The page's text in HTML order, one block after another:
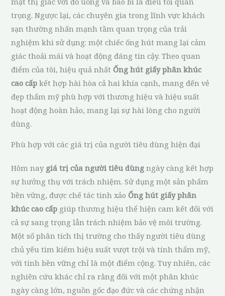
trọng. Ngược lại, các chuyên gia trong lĩnh vực khách
sạn thường nhấn mạnh tầm quan trọng của trải
nghiệm khi sử dụng: một chiếc ống hút mang lại cảm
giác thoải mái và hoạt động đáng tin cậy. Theo quan
điểm của tôi, hiệu quả nhất Ống hút giấy phân khúc
cao cấp kết hợp hài hòa cả hai khía cạnh, mang đến vẻ
đẹp thẩm mỹ phù hợp với thương hiệu và hiệu suất
hoạt động hoàn hảo, mang lại sự hài lòng cho người
dùng.
Phù hợp với các giá trị của người tiêu dùng hiện đại
Hôm nay giá trị của người tiêu dùng ngày càng kết hợp
sự hưởng thụ với trách nhiệm. Sử dụng một sản phẩm
bền vững, được chế tác tinh xảo Ống hút giấy phân
khúc cao cấp giúp thương hiệu thể hiện cam kết đối với
cả sự sang trọng lẫn trách nhiệm bảo vệ môi trường.
Một số phân tích thị trường cho thấy người tiêu dùng
chủ yếu tìm kiếm hiệu suất vượt trội và tính thẩm mỹ,
với tính bền vững chỉ là một điểm cộng. Tuy nhiên, các
nghiên cứu khác chỉ ra rằng đối với một phân khúc
ngày càng lớn, nguồn gốc đạo đức và các chứng nhận